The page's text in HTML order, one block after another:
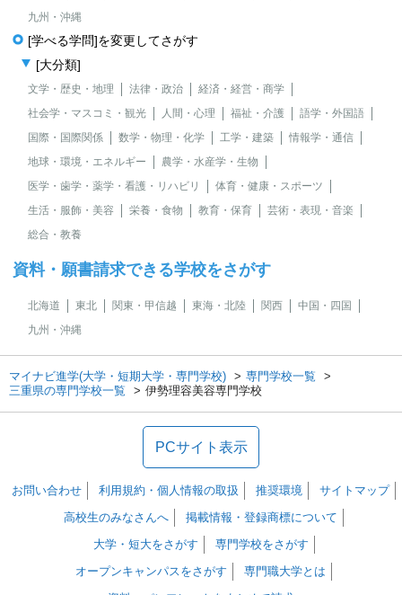
九州・沖縄
[学べる学問]を変更してさがす
[大分類]
文学・歴史・地理 法律・政治
経済・経営・商学
社会学・マスコミ・観光
人間・心理 福祉・介護
語学・外国語
国際・国際関係
数学・物理・化学 工学・建築
情報学・通信
地球・環境・エネルギー
農学・水産学・生物
医学・歯学・薬学・看護・リハビリ
体育・健康・スポーツ
生活・服飾・美容
栄養・食物 教育・保育
芸術・表現・音楽
総合・教養
資料・願書請求できる学校をさがす
北海道 東北 関東・甲信越 東海・北陸 関西
中国・四国
九州・沖縄
マイナビ進学(大学・短期大学・専門学校)
専門学校一覧
三重県の専門学校一覧
伊勢理容美容専門学校
PCサイト表示
お問い合わせ 利用規約・個人情報の取扱 推奨環境
サイトマップ
高校生のみなさんへ
掲載情報・登録商標について
大学・短大をさがす
専門学校をさがす
オープンキャンパスをさがす
専門職大学とは